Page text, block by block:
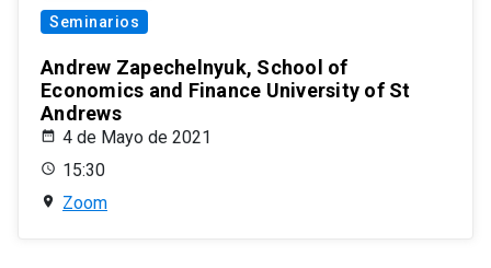
Seminarios
Andrew Zapechelnyuk, School of
Economics and Finance University of St
Andrews
4 de Mayo de 2021
15:30
Zoom